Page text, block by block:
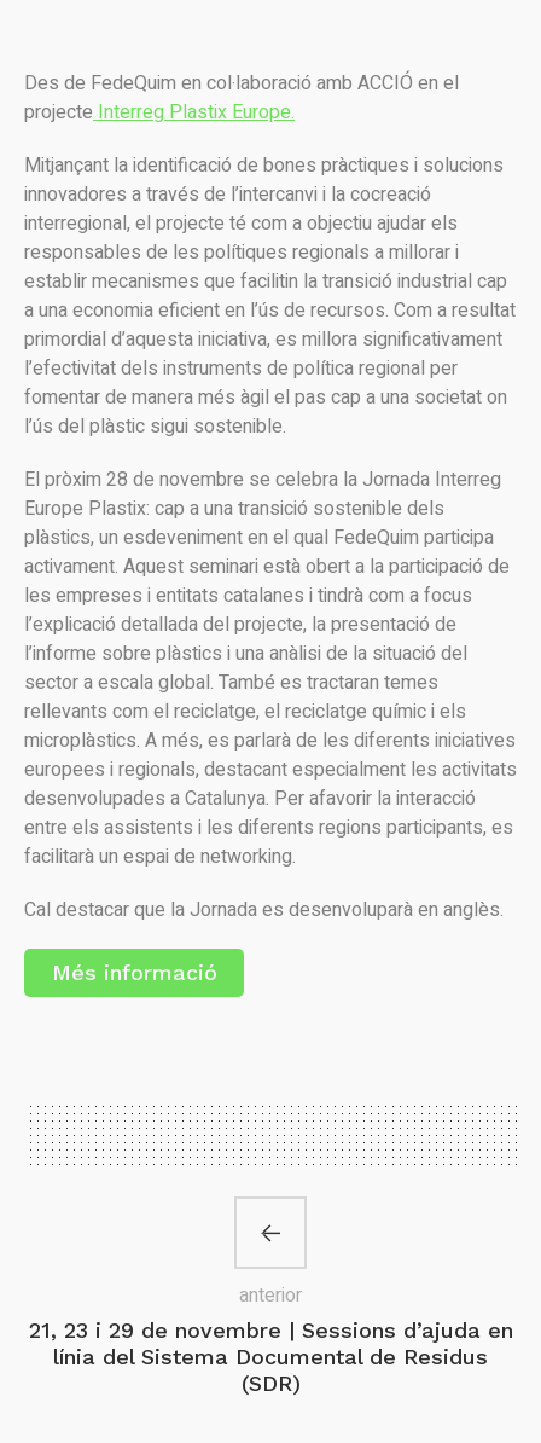
Des de FedeQuim en col·laboració amb ACCIÓ en el
projecteInterreg Plastix Europe.
Mitjançant la identificació de bones pràctiques i solucions
innovadores a través de l’intercanvi i la cocreació
interregional, el projecte té com a objectiu ajudar els
responsables de les polítiques regionals a millorar i
establir mecanismes que facilitin la transició industrial cap
a una economia eficient en l’ús de recursos. Com a resultat
primordial d’aquesta iniciativa, es millora significativament
l’efectivitat dels instruments de política regional per
fomentar de manera més àgil el pas cap a una societat on
l’ús del plàstic sigui sostenible.
El pròxim 28 de novembre se celebra la Jornada Interreg
Europe Plastix: cap a una transició sostenible dels
plàstics, un esdeveniment en el qual FedeQuim participa
activament. Aquest seminari està obert a la participació de
les empreses i entitats catalanes i tindrà com a focus
l’explicació detallada del projecte, la presentació de
l’informe sobre plàstics i una anàlisi de la situació del
sector a escala global. També es tractaran temes
rellevants com el reciclatge, el reciclatge químic i els
microplàstics. A més, es parlarà de les diferents iniciatives
europees i regionals, destacant especialment les activitats
desenvolupades a Catalunya. Per afavorir la interacció
entre els assistents i les diferents regions participants, es
facilitarà un espai de networking.
Cal destacar que la Jornada es desenvoluparà en anglès.
Més informació
21, 23 i 29 de novembre | Sessions d’ajuda en
línia del Sistema Documental de Residus
(SDR)
anterior